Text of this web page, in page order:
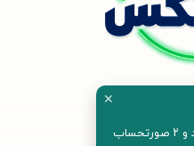
✕
همین حالا در لیموتکس ثبت‌نام کنید و ۲ صورتحساب